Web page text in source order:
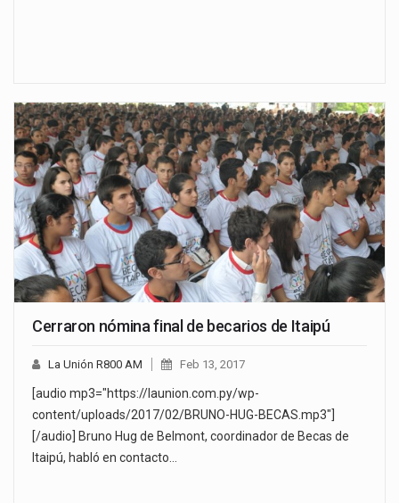
Cerraron nómina final de becarios de Itaipú
La Unión R800 AM Feb 13, 2017
[audio mp3="https://launion.com.py/wp-
content/uploads/2017/02/BRUNO-HUG-BECAS.mp3"]
[/audio] Bruno Hug de Belmont, coordinador de Becas de
Itaipú, habló en contacto…